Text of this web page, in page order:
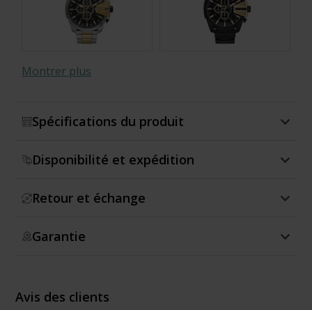
Montrer plus
Spécifications du produit
Disponibilité et expédition
Retour et échange
Garantie
Avis des clients